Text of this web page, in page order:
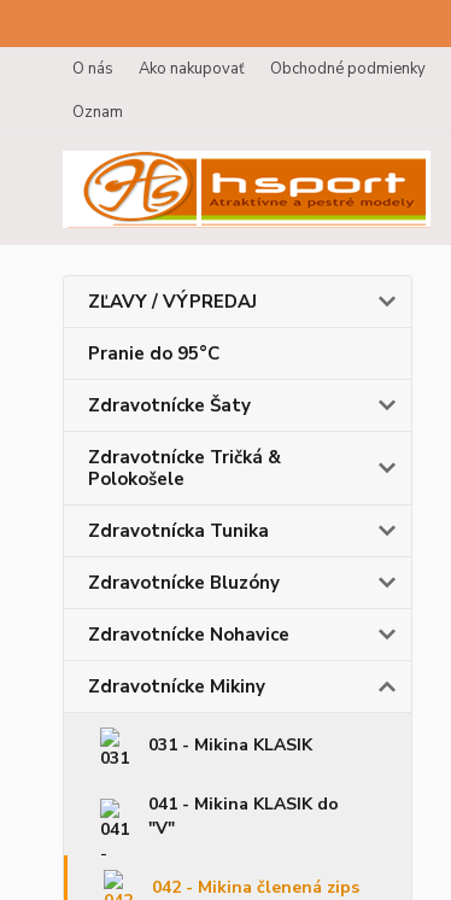
O nás Ako nakupovať Obchodné podmienky
Oznam
ZĽAVY / VÝPREDAJ
Pranie do 95°C
Zdravotnícke Šaty
Zdravotnícke Tričká &
Polokošele
Zdravotnícka Tunika
Zdravotnícke Bluzóny
Zdravotnícke Nohavice
Zdravotnícke Mikiny
031 - Mikina KLASIK
041 - Mikina KLASIK do
"V"
042 - Mikina členená zips